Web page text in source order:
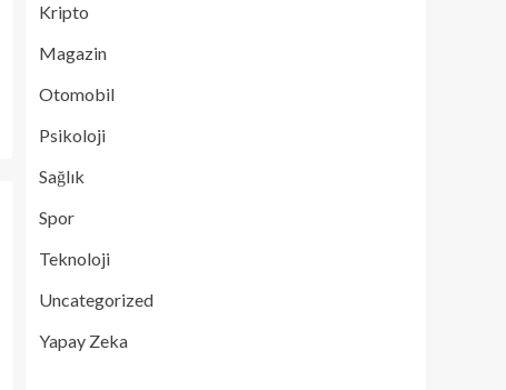
Kripto
Magazin
Otomobil
Psikoloji
Sağlık
Spor
Teknoloji
Uncategorized
Yapay Zeka